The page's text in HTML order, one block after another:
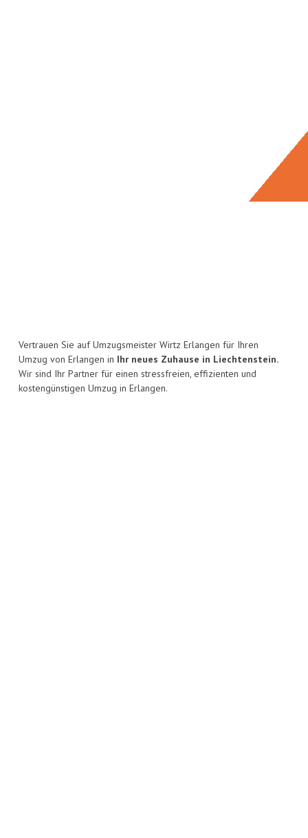
Vertrauen Sie auf Umzugsmeister Wirtz Erlangen für Ihren
Umzug von Erlangen in Ihr neues Zuhause in Liechtenstein.
Wir sind Ihr Partner für einen stressfreien, effizienten und
kostengünstigen Umzug in Erlangen.